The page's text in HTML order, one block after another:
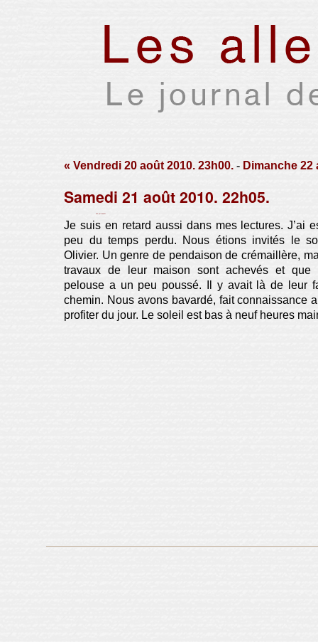
« Vendredi 20 août 2010. 23h00. - Dimanche 22
Samedi 21 août 2010. 22h05.
Je suis en retard aussi dans mes lectures. J’ai
peu du temps perdu. Nous étions invités le
Olivier. Un genre de pendaison de crémaillère,
travaux de leur maison sont achevés et que
pelouse a un peu poussé. Il y avait là de leur
chemin. Nous avons bavardé, fait connaissance
profiter du jour. Le soleil est bas à neuf heures